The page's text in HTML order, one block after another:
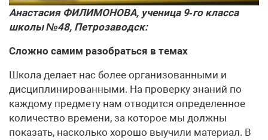
Анастасия ФИЛИМОНОВА, ученица 9‑го класса
школы №48, Петрозаводск:
Сложно самим разобраться в темах
Школа делает нас более организованными и
дисциплинированными. На проверку знаний по
каждому предмету нам отводится определенное
количество времени, за которое мы должны
показать, насколько хорошо выучили материал. В